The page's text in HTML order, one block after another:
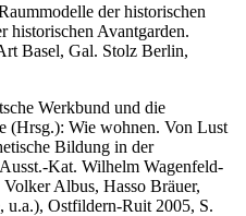
der historischen
historischen Avantgarden.
Basel, Gal. Stolz Berlin,
Werkbund und die
(Hrsg.): Wie wohnen. Von Lust
Bildung in der
Kat. Wilhelm Wagenfeld-
Albus, Hasso Bräuer,
u.a.), Ostfildern-Ruit 2005, S.